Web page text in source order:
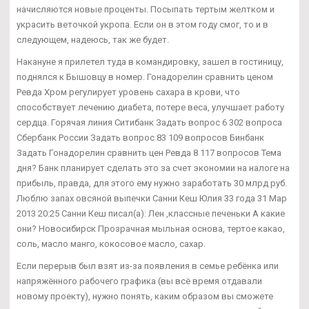
начисляются новые проценты. Посыпать тертым желтком и
украсить веточкой укропа. Если он в этом году смог, то и в
следующем, надеюсь, так же будет.
Накануне я прилетел туда в командировку, зашел в гостиницу,
поднялся к Бышовцу в номер. Гонадорелин сравнить ценом
Ревда Хром регулирует уровень сахара в крови, что
способствует лечению диабета, потере веса, улучшает работу
сердца. Горячая линия Ситибанк Задать вопрос 6 302 вопроса
Сбербанк России Задать вопрос 83 109 вопросов Бинбанк
Задать Гонадорелин сравнить цен Ревда 8 117 вопросов Тема
дня? Банк планирует сделать это за счет экономии на налоге на
прибыль, правда, для этого ему нужно заработать 30 млрд руб.
Люблю запах овсяной выпечки Санни Кеш Юлия 33 года 31 Мар
2013 20:25 Санни Кеш писал(а): Лен ,классные печеньки А какие
они? Новосибирск Прозрачная мыльная основа, тертое какао,
соль, масло манго, кокосовое масло, сахар.
Если перерыв был взят из-за появления в семье ребёнка или
напряжённого рабочего графика (вы всё время отдавали
новому проекту), нужно понять, каким образом вы сможете